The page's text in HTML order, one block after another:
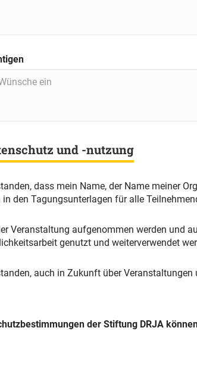
und -nutzung
dass mein Name, der Name meiner
den Tagungsunterlagen für alle
Veranstaltung aufgenommen werden und
genutzt und weiterverwendet
auch in Zukunft über
der Stiftung DRJA